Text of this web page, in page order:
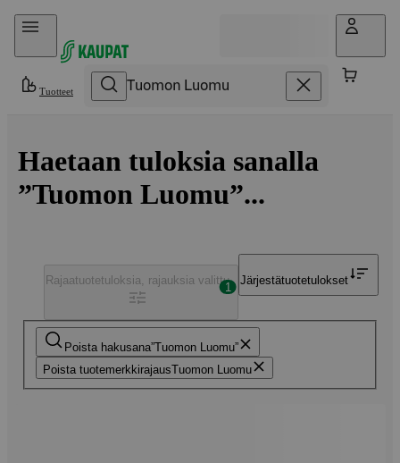
Hyppää sisältöön
Tuotteet
Haetaan tuloksia sanalla
”Tuomon Luomu”...
Poista hakusana Tuomon Luomu
Poista tuotemerkkirajausTuomon Luomu
Rajaatuotetuloksia, rajauksia valittu
1
Järjestätuotetulokset